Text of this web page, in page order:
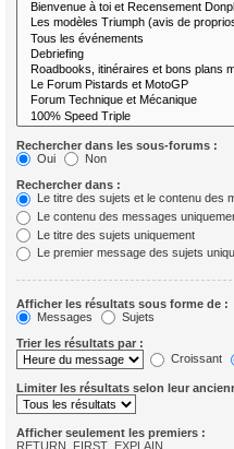
Rechercher dans les sous-forums :
Oui
Non
Rechercher dans :
Le titre des sujets et le contenu des
Le contenu des messages
Le titre des sujets uniquement
Le premier message des sujets
Afficher les résultats sous forme de :
Messages
Sujets
Trier les résultats par :
Croissant
Limiter les résultats selon leur
Afficher seulement les premiers :
RETURN_FIRST_EXPLAIN